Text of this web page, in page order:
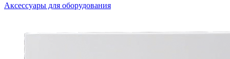
Аксессуары для оборудования